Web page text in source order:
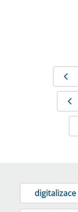
digitalizace